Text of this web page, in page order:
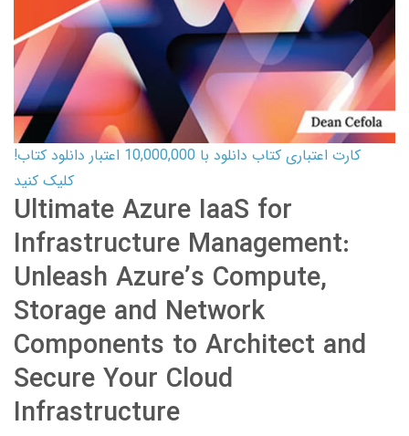
کارت اعتباری کتاب دانلود با 10,000,000 اعتبار دانلود کتاب!
کلیک کنید
Ultimate Azure IaaS for
Infrastructure Management:
Unleash Azure’s Compute,
Storage and Network
Components to Architect and
Secure Your Cloud
Infrastructure